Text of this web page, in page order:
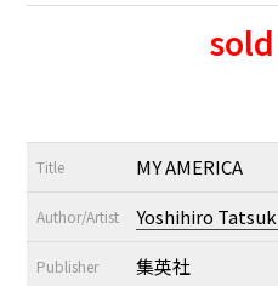
Title MY AMERICA
Author/Artist Yoshihiro
Publisher 集英社